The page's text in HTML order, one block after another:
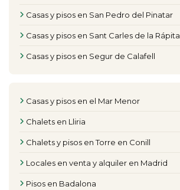
Casas y pisos en San Pedro del Pinatar
Casas y pisos en Sant Carles de la Rápita
Casas y pisos en Segur de Calafell
Casas y pisos en el Mar Menor
Chalets en Lliria
Chalets y pisos en Torre en Conill
Locales en venta y alquiler en Madrid
Pisos en Badalona